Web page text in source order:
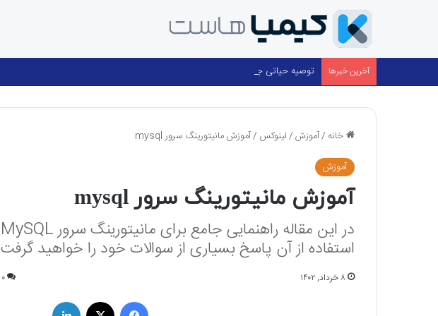
آخرین خبرها توصیه حیاتی جهت حفظ پایداری و امنیت اطلاعات
خانه /آموزش/لینوکس /آموزش مانیتورینگ سرور mysql
آموزش
آموزش مانیتورینگ سرور mysql
استفاده از آن پاسخ بسیاری از سوالات خود را خواهید گرفت
۸ خرداد, ۱۴۰۲ ۰